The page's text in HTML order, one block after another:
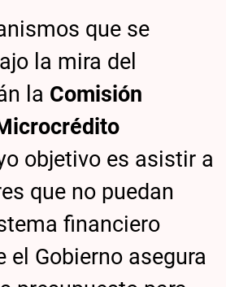
que se
la mira del
la Comisión
objetivo es asistir a
que no puedan
financiero
el Gobierno asegura